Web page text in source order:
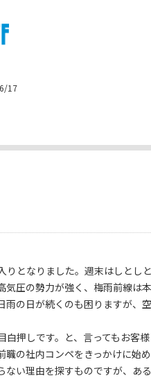
17
りとなりました。週末はしと
気圧の勢力が強く、梅雨前線
雨の日が続くのも困りますが
白押しです。と、言ってもお客
職の社内コンペをきっかけに始
ない理由を探すものですが、